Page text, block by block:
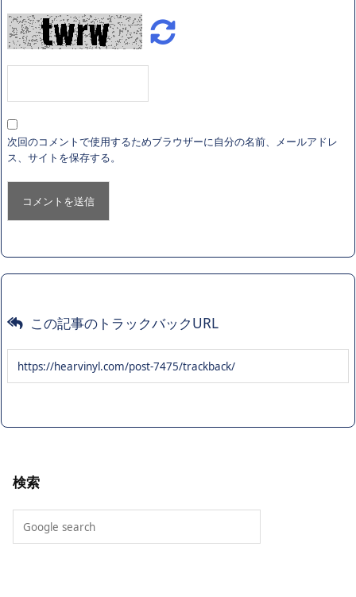
次回のコメントで使用するためブラウザーに自分の名前、メールアドレ
ス、サイトを保存する。
この記事のトラックバックURL
検索